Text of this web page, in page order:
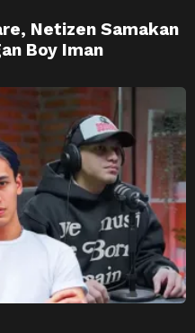
Netizen Samakan
Boy Iman